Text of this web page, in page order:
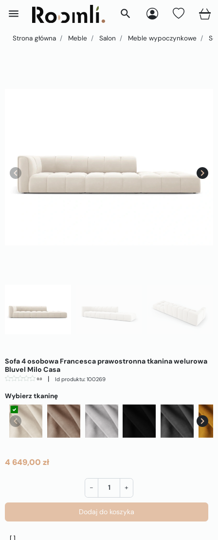
menu search
Strona główna Meble Salon Meble wypoczynkowe
Poprzedni
keyboard_arrow_left keyboard_arrow_right
Sofa 4 osobowa Francesca prawostronna tkanina welurowa
Bluvel Milo Casa
0.0 | Id produktu: 100269
Wybierz tkaninę
Jasnobeżowa (Bluvel 22)Beżowa (Bluvel 28)Srebrny (Bluvel 03)Czarna (Bluvel 19)Szara (Bluvel 14)
Poprzedni
keyboard_arrow_left keyboard_arrow_right
4 649,00 zł
- +
Dodaj do koszyka